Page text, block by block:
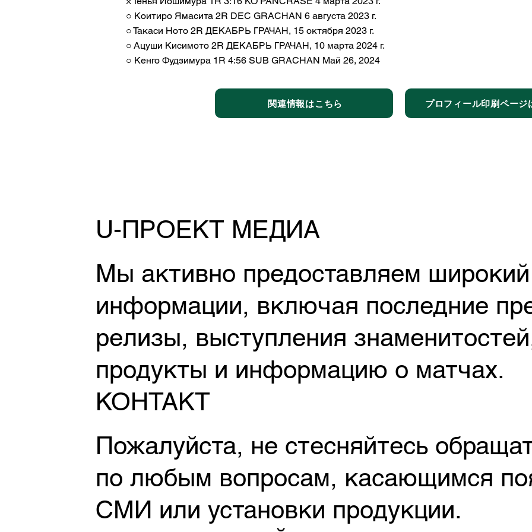
○ Коитиро Ямасита 2R DEC GRACHAN 6 августа 2023 г.
○ Такаси Ното 2R ДЕКАБРЬ ГРАЧАН, 15 октября 2023 г.
○ Ацуши Кисимото 2R ДЕКАБРЬ ГРАЧАН, 10 марта 2024 г.
○ Кенго Фудзимура 1R 4:56 SUB GRACHAN Май 26, 2024
関連情報はこちら プロフィール印刷ページ
U-ПРОЕКТ МЕДИА
Мы активно предоставляем
информации, включая последние
релизы, выступления
продукты и информацию о матчах.
КОНТАКТ
Пожалуйста, не стесняйтесь
по любым вопросам, касающимся
СМИ или установки продукции.